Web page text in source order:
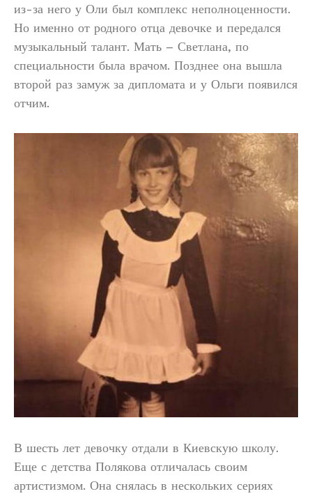
из-за него у Оли был комплекс неполноценности.
Но именно от родного отца девочке и передался
музыкальный талант. Мать – Светлана, по
специальности была врачом. Позднее она вышла
второй раз замуж за дипломата и у Ольги появился
отчим.
В шесть лет девочку отдали в Киевскую школу.
Еще с детства Полякова отличалась своим
артистизмом. Она снялась в нескольких сериях